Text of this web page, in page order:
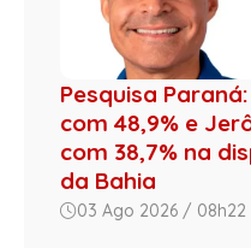
Pesquisa
com 48,9% e
com 38,7% na
da Bahia
03 Ago 2026 / 08h22